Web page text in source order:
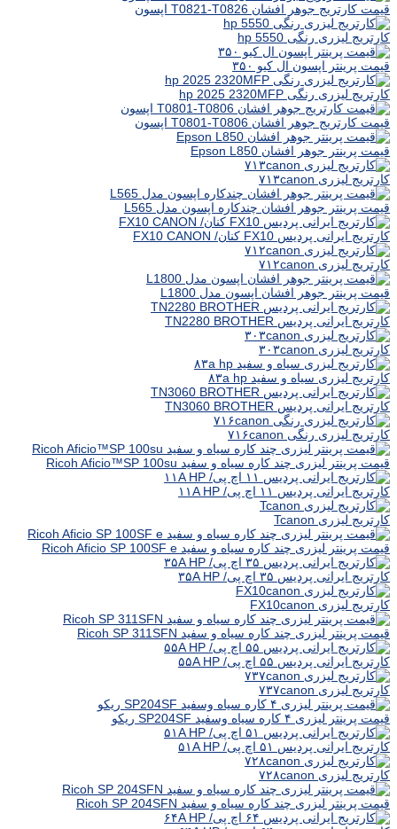
قیمت کارتریج جوهر افشان T0821-T0826 اپسون
کارتریج لیزری رنگی hp 5550
قیمت پرینتر اپسون ال کیو ۳۵۰
کارتریج لیزری رنگی hp 2025 2320MFP
قیمت کارتریج جوهر افشان T0801-T0806 اپسون
قیمت پرینتر جوهر افشان Epson L850
کارتریج لیزری ۷۱۳canon
قیمت پرینتر جوهر افشان چندکاره اپسون مدل L565
کارتریج ایرانی پردیس FX10 کنان/ FX10 CANON
کارتریج لیزری ۷۱۲canon
قیمت پرینتر جوهر افشان اپسون مدل L1800
کارتریج ایرانی پردیس TN2280 BROTHER
کارتریج لیزری ۳۰۳canon
کارتریج لیزری سیاه و سفید ۸۳a hp
کارتریج ایرانی پردیس TN3060 BROTHER
کارتریج لیزری رنگی ۷۱۶canon
قیمت پرینتر لیزری چند کاره سیاه و سفید Ricoh Aficio™SP 100su
کارتریج ایرانی پردیس ۱۱ اچ پی/ ۱۱A HP
کارتریج لیزری Tcanon
قیمت پرینتر لیزری چند کاره سیاه و سفید Ricoh Aficio SP 100SF e
کارتریج ایرانی پردیس ۳۵ اچ پی/ ۳۵A HP
کارتریج لیزری FX10canon
قیمت پرینتر لیزری چند کاره سیاه و سفید Ricoh SP 311SFN
کارتریج ایرانی پردیس ۵۵ اچ پی/ ۵۵A HP
کارتریج لیزری ۷۳۷canon
قیمت پرینتر لیزری ۴ کاره سیاه وسفید SP204SF ریکو
کارتریج ایرانی پردیس ۵۱ اچ پی/ ۵۱A HP
کارتریج لیزری ۷۲۸canon
قیمت پرینتر لیزری چند کاره سیاه و سفید Ricoh SP 204SFN